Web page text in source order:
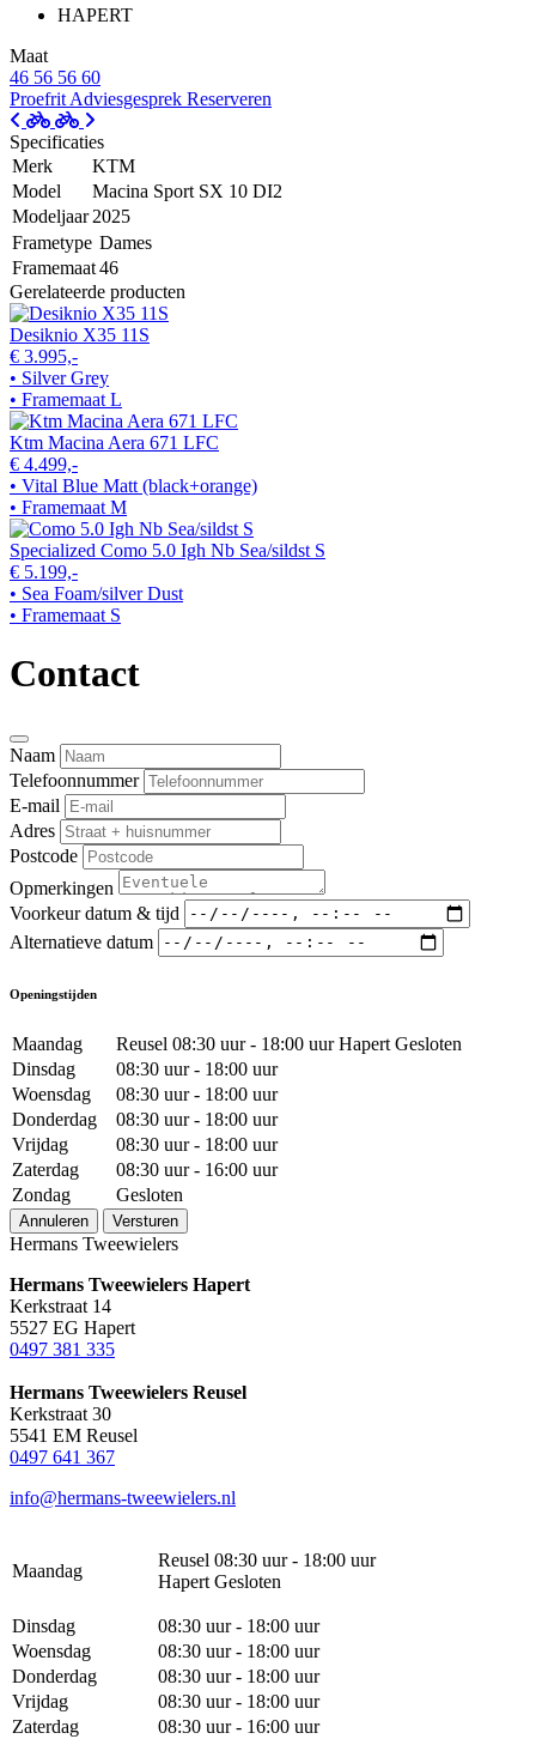
HAPERT
Maat
46 56 56 60
Proefrit Adviesgesprek Reserveren
Specificaties
Merk
KTM
Model
Macina Sport SX 10 DI2
Modeljaar 2025
Frametype Dames
Framemaat46
Gerelateerde producten
Desiknio X35 11S
€ 3.995,-
• Silver Grey
• Framemaat L
Ktm Macina Aera 671 LFC
€ 4.499,-
• Vital Blue Matt (black+orange)
• Framemaat M
Specialized Como 5.0 Igh Nb Sea/sildst S
€ 5.199,-
• Sea Foam/silver Dust
• Framemaat S
Contact
Naam
Telefoonnummer
E-mail
Adres
Postcode
Opmerkingen
Voorkeur datum & tijd
Alternatieve datum
Openingstijden
Maandag
Reusel 08:30 uur - 18:00 uur Hapert Gesloten
Dinsdag
08:30 uur - 18:00 uur
Woensdag
08:30 uur - 18:00 uur
Donderdag
08:30 uur - 18:00 uur
Vrijdag
08:30 uur - 18:00 uur
Zaterdag
08:30 uur - 16:00 uur
Zondag
Gesloten
Annuleren Versturen
Hermans Tweewielers
Hermans Tweewielers Hapert
Kerkstraat 14
5527 EG Hapert
0497 381 335
Hermans Tweewielers Reusel
Kerkstraat 30
5541 EM Reusel
0497 641 367
info@hermans-tweewielers.nl
Maandag
Reusel 08:30 uur - 18:00 uur
Hapert Gesloten
Dinsdag
08:30 uur - 18:00 uur
Woensdag
08:30 uur - 18:00 uur
Donderdag
08:30 uur - 18:00 uur
Vrijdag
08:30 uur - 18:00 uur
Zaterdag
08:30 uur - 16:00 uur